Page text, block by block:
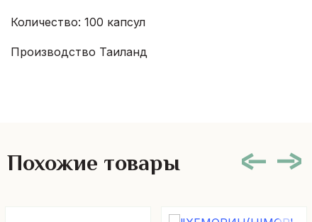
Количество: 100 капсул
Производство Таиланд
Похожие товары